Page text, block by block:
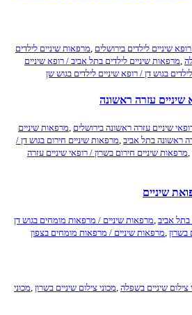
לילדים בירושלים,מרפאות שיניים לילדים
שיניים לילדים בתל אביב / רופא שיניים
דן / רופא שיניים לילדים בגוש שן
עזרה ראשונה
עזרה ראשונה בירושלים,מרפאות שיניים
בתל אביב,מרפאות שיניים חירום בגוש דן /
שיניים חירום בשרון / רופאי שיניים עזרה
,מרפאות שיניים / מרפאות מומחים בגוש דן
,מרפאות שיניים / מרפאות מומחים בצפון
שיניים בשפלה,מכוני צילום שיניים בשרון ,מכוני